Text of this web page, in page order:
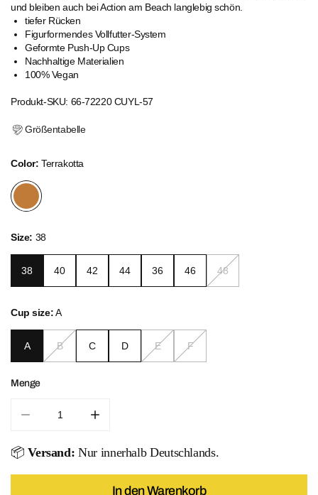
und bleiben auch bei Action am Beach langlebig schön.
tiefer Rücken
Figurformendes Vollfutter-System
Geformte Push-Up Cups
Nachhaltige Materialien
100% Vegan
Produkt-SKU: 66-72220 CUYL-57
Größentabelle
Color: Terrakotta
Size: 38
38 40 42 44 36 46 48
Cup size:A
A B C D E F
Menge
📦Versand: Nur innerhalb Deutschlands.
In den Warenkorb